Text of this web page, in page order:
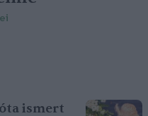
ismert